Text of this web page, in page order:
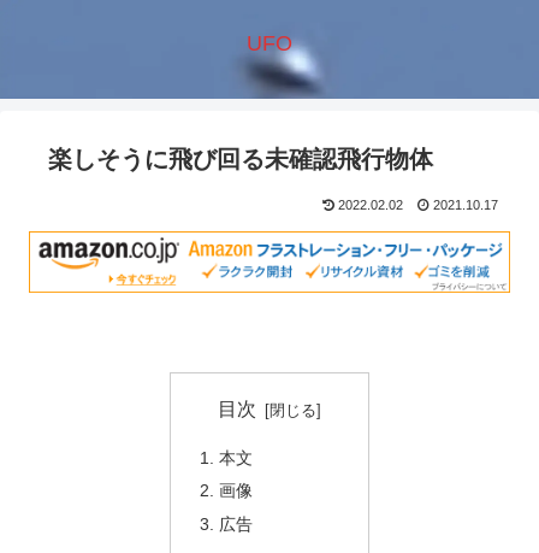
UFO
楽しそうに飛び回る未確認飛行物体
2022.02.02 2021.10.17
目次
本文
画像
広告